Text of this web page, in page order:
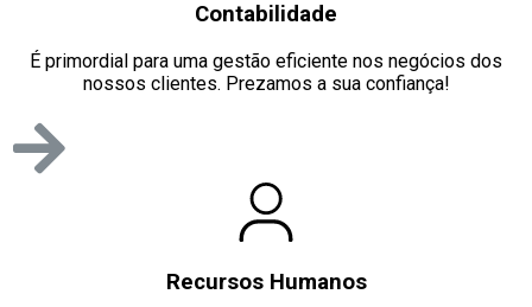
Contabilidade
É primordial para uma gestão eficiente nos negócios dos
nossos clientes. Prezamos a sua confiança!
Recursos Humanos